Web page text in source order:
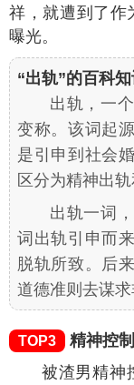
祥，就遭到了作
曝光。
“出轨”的百科知
出轨，一
变称。该词起
是引申到社会
区分为精神出轨
出轨一词
词出轨引申而
脱轨所致。后
道德准则去谋求
TOP3 精神控制
被渣男精神